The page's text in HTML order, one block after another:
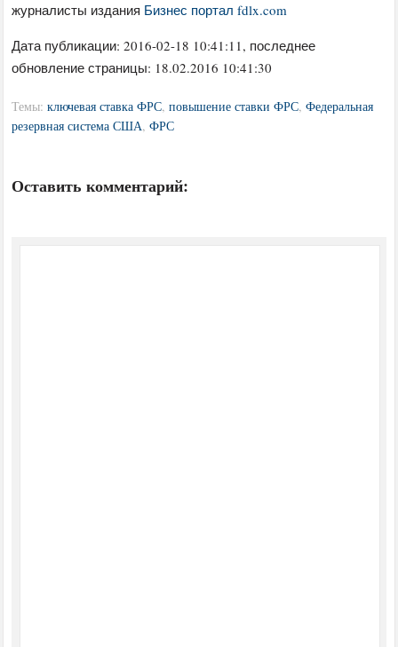
журналисты издания Бизнес портал fdlx.com
Дата публикации:2016-02-18 10:41:11, последнее
обновление страницы: 18.02.2016 10:41:30
Темы:ключевая ставка ФРС,повышение ставки ФРС,Федеральная
резервная система США,ФРС
Оставить комментарий: